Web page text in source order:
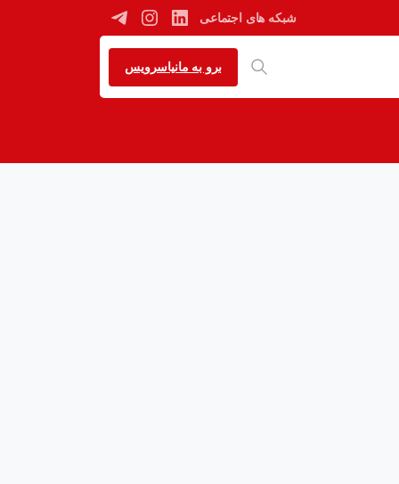
شبکه های اجتماعی
برو به مانیاسرویس